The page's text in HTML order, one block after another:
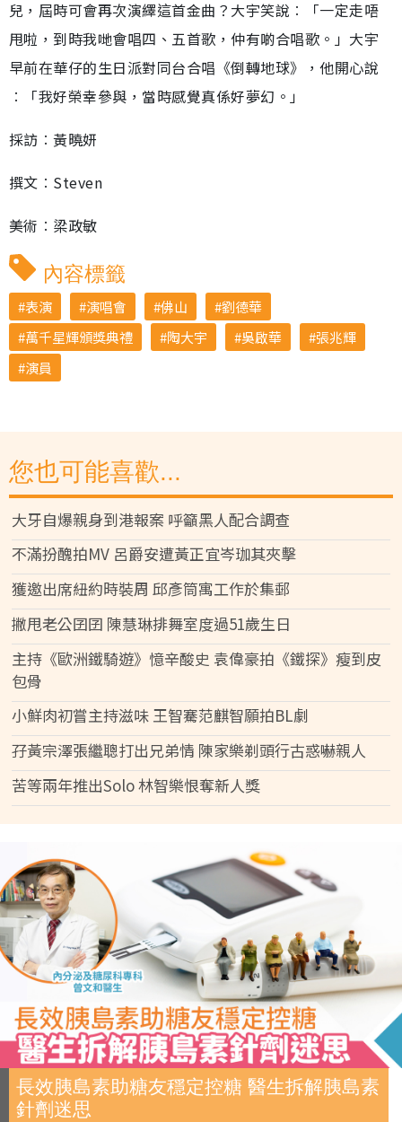
兒，屆時可會再次演繹這首金曲？大宇笑說︰「一定走唔
甩啦，到時我哋會唱四、五首歌，仲有啲合唱歌。」大宇
早前在華仔的生日派對同台合唱《倒轉地球》，他開心說
︰「我好榮幸參與，當時感覺真係好夢幻。」
採訪︰黃曉妍
撰文︰Steven
美術︰梁政敏
內容標籤
表演 演唱會 佛山
劉德華
萬千星輝頒獎典禮
陶大宇 吳啟華
張兆輝
演員
您也可能喜歡...
大牙自爆親身到港報案 呼籲黑人配合調查
不滿扮醜拍MV 呂爵安遭黃正宜岑珈其夾擊
獲邀出席紐約時裝周 邱彥筒寓工作於集郵
撇甩老公囝囝 陳慧琳排舞室度過51歲生日
主持《歐洲鐵騎遊》憶辛酸史 袁偉豪拍《鐵探》瘦到皮
包骨
小鮮肉初嘗主持滋味 王智騫范麒智願拍BL劇
孖黃宗澤張繼聰打出兄弟情 陳家樂剃頭行古惑嚇親人
苦等兩年推出Solo 林智樂恨奪新人獎
長效胰島素助糖友穩定控糖 醫生拆解胰島素
針劑迷思